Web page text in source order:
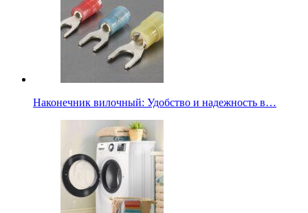
Наконечник вилочный: Удобство и надежность в…